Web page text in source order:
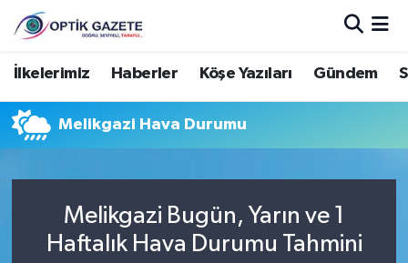
İlkelerimiz Haberler Köşe Yazıları Gündem
Melikgazi Hava Durumu
Melikgazi Bugün, Yarın ve 1
Haftalık Hava Durumu Tahmini
Nöbetçi Eczaneler
Hava Durumu
Trafik Durumu
Süper Lig Puan Durumu ve Fikstür